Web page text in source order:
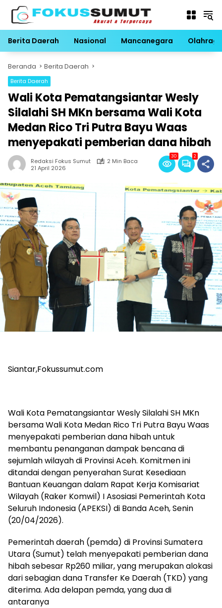
Langsung
konten
Berita Daerah
Nasional Mancanegara
Beranda Berita Daerah
Berita Daerah
Wali Kota Pematangsiantar Wesly
Silalahi SH MKn bersama Wali Kota
Medan Rico Tri Putra Bayu Waas
menyepakati pemberian dana hibah
Redaksi Fokus Sumut
2 Min Baca
21 April 2026
30 2
Siantar,Fokussumut.com
Wali Kota Pematangsiantar Wesly Silalahi SH MKn
bersama Wali Kota Medan Rico Tri Putra Bayu Waas
menyepakati pemberian dana hibah untuk
membantu penanganan dampak bencana di
sejumlah wilayah di Provinsi Aceh. Komitmen ini
ditandai dengan penyerahan Surat Kesediaan
Bantuan Keuangan dalam Rapat Kerja Komisariat
Wilayah (Raker Komwil) I Asosiasi Pemerintah Kota
Seluruh Indonesia (APEKSI) di Banda Aceh, Senin
(20/04/2026).
Pemerintah daerah (pemda) di Provinsi Sumatera
Utara (Sumut) telah menyepakati pemberian dana
hibah sebesar Rp260 miliar, yang merupakan alokasi
dari sebagian dana Transfer Ke Daerah (TKD) yang
diterima. Ada delapan pemda, yang dua di
antaranya